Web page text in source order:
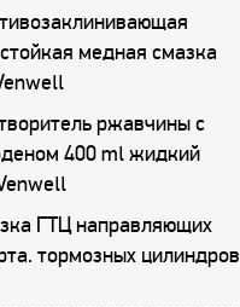
медная смазка
ржавчины с
400 ml жидкий
ГТЦ направляющих
тормозных цилиндров